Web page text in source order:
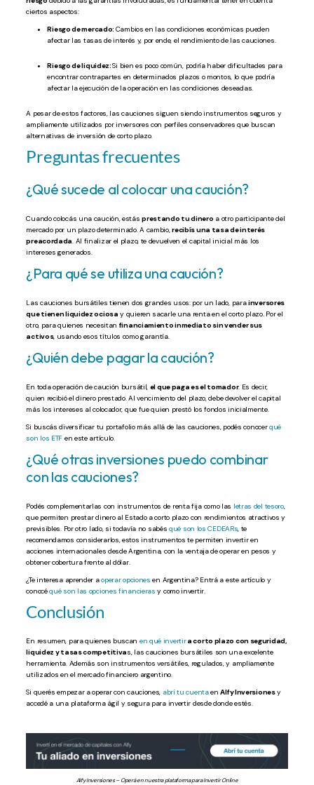
ciertos aspectos:
Riesgo de mercado: Cambios en las condiciones económicas pueden
afectar las tasas de interés y, por ende, el rendimiento de las cauciones.
Riesgo de liquidez:Si bien es poco común, podría haber dificultades para
encontrar contrapartes en determinados plazos o montos, lo que podría
afectar la ejecución de la operación en las condiciones deseadas.
A pesar de estos factores, las cauciones siguen siendo instrumentos seguros y
ampliamente utilizados por inversores con perfiles conservadores que buscan
alternativas de inversión de corto plazo.
Preguntas frecuentes
¿Qué sucede al colocar una caución?
Cuando colocás una caución, estásprestando tu dinero a otro participante del
mercado por un plazo determinado. A cambio,recibís una tasa de interés
preacordada. Al finalizar el plazo, te devuelven el capital inicial más los
intereses generados.
¿Para qué se utiliza una caución?
Las cauciones bursátiles tienen dos grandes usos: por un lado, parainversores
que tienen liquidez ociosa y quieren sacarle una renta en el corto plazo. Por el
otro, para quienes necesitan financiamiento inmediato sin vender sus
activos, usando esos títulos como garantía.
¿Quién debe pagar la caución?
En toda operación de caución bursátil, el que paga es el tomador. Es decir,
quien recibió el dinero prestado. Al vencimiento del plazo, debe devolver el capital
más los intereses al colocador, que fue quien prestó los fondos inicialmente.
Si buscás diversificar tu portafolio más allá de las cauciones, podés conocerqué
son los ETF en este artículo.
¿Qué otras inversiones puedo combinar
con las cauciones?
Podés complementarlas con instrumentos de renta fija como las letras del tesoro,
que permiten prestar dinero al Estado a corto plazo con rendimientos atractivos y
previsibles. Por otro lado, si todavía no sabés qué son los CEDEARs, te
recomendamos considerarlos, estos instrumentos te permiten invertir en
acciones internacionales desde Argentina, con la ventaja de operar en pesos y
obtener cobertura frente al dólar.
¿Te interesa aprender aoperar opciones en Argentina? Entrá a este artículo y
conocéqué son las opciones financieras y como invertir.
Conclusión
En resumen, para quienes buscan en qué invertira corto plazo con seguridad,
liquidez y tasas competitivas, las cauciones bursátiles son una excelente
herramienta. Además son instrumentos versátiles, regulados, y ampliamente
utilizados en el mercado financiero argentino.
Si querés empezar a operar con cauciones, abrí tu cuentaenAlfy Inversionesy
accedé a una plataforma ágil y segura para invertir desde donde estés.
Alfy Inversiones – Operá en nuestra plataforma para Invertir Online